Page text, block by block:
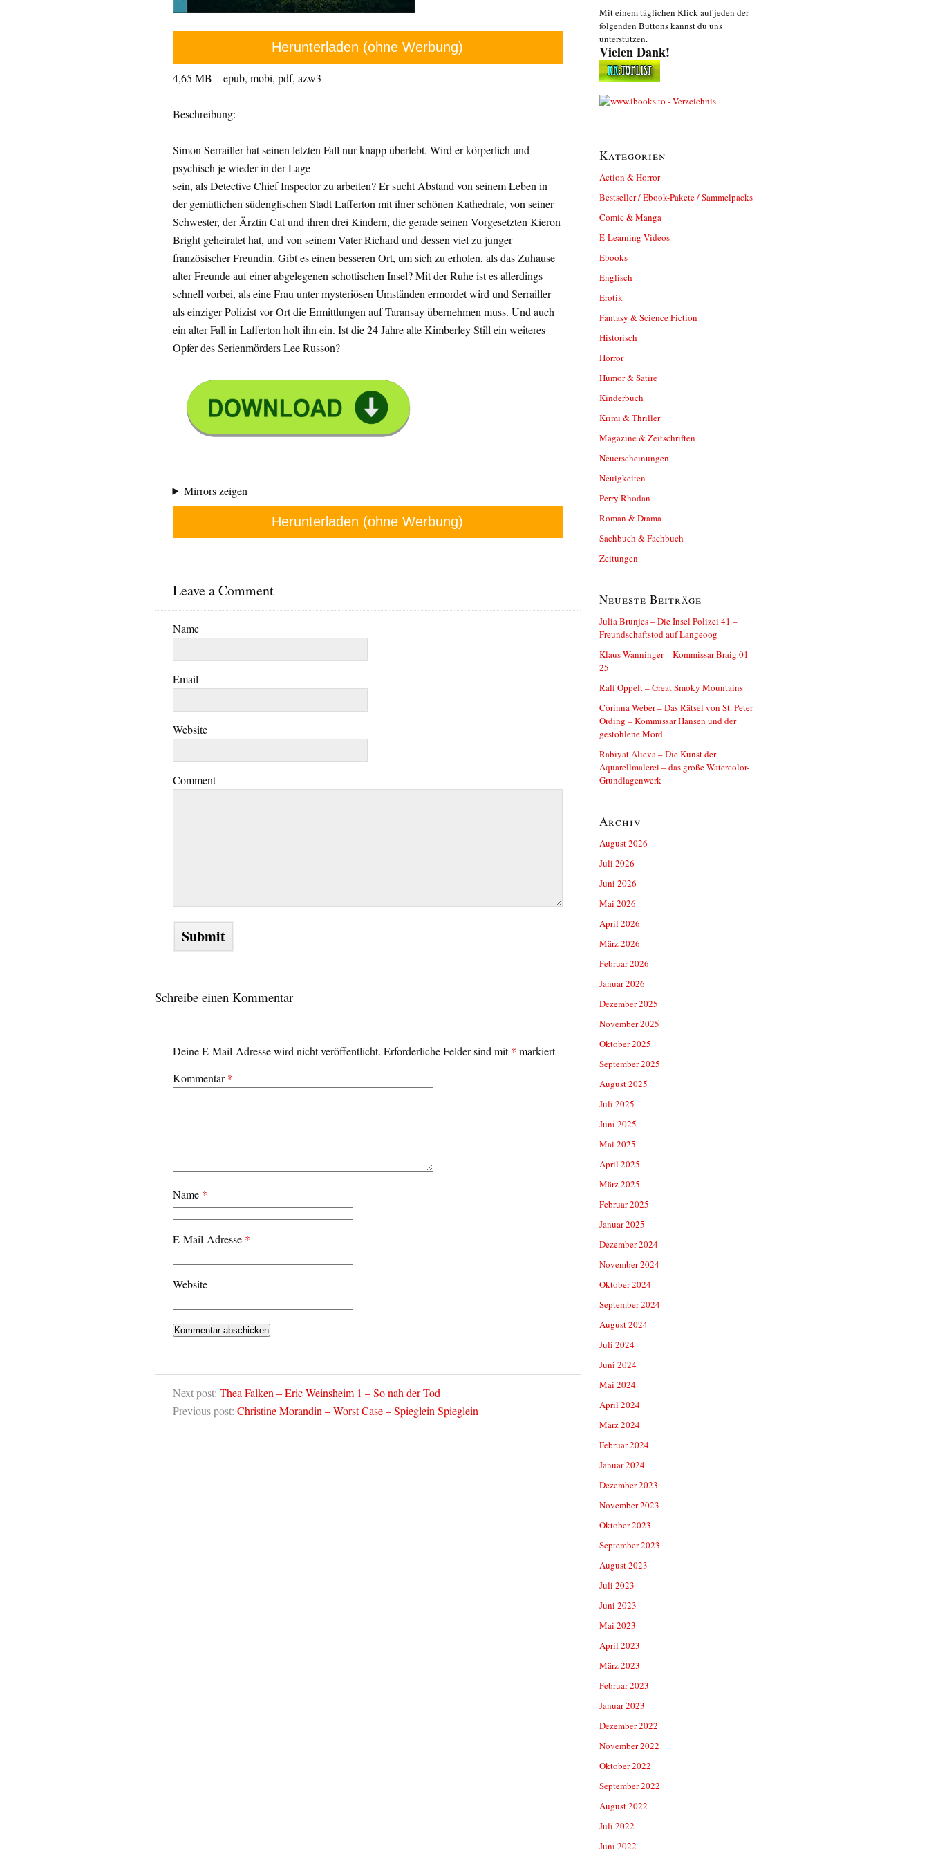
Herunterladen (ohne Werbung)
4,65 MB – epub, mobi, pdf, azw3
Beschreibung:
Simon Serrailler hat seinen letzten Fall nur knapp überlebt. Wird er körperlich und
psychisch je wieder in der Lage
sein, als Detective Chief Inspector zu arbeiten? Er sucht Abstand von seinem Leben in
der gemütlichen südenglischen Stadt Lafferton mit ihrer schönen Kathedrale, von seiner
Schwester, der Ärztin Cat und ihren drei Kindern, die gerade seinen Vorgesetzten Kieron
Bright geheiratet hat, und von seinem Vater Richard und dessen viel zu junger
französischer Freundin. Gibt es einen besseren Ort, um sich zu erholen, als das Zuhause
alter Freunde auf einer abgelegenen schottischen Insel? Mit der Ruhe ist es allerdings
schnell vorbei, als eine Frau unter mysteriösen Umständen ermordet wird und Serrailler
als einziger Polizist vor Ort die Ermittlungen auf Taransay übernehmen muss. Und auch
ein alter Fall in Lafferton holt ihn ein. Ist die 24 Jahre alte Kimberley Still ein weiteres
Opfer des Serienmörders Lee Russon?
Mirrors zeigen
Herunterladen (ohne Werbung)
Leave a Comment
Name
Email
Website
Comment
Schreibe einen Kommentar
Deine E-Mail-Adresse wird nicht veröffentlicht. Erforderliche Felder sind mit* markiert
Kommentar*
Name *
E-Mail-Adresse *
Website
Next post: Thea Falken – Eric Weinsheim 1 – So nah der Tod
Previous post: Christine Morandin – Worst Case – Spieglein Spieglein
Mit einem täglichen Klick auf jeden der
folgenden Buttons kannst du uns
unterstützen.
Vielen Dank!
Kategorien
Action & Horror
Bestseller / Ebook-Pakete / Sammelpacks
Comic & Manga
E-Learning Videos
Ebooks
Englisch
Erotik
Fantasy & Science Fiction
Historisch
Horror
Humor & Satire
Kinderbuch
Krimi & Thriller
Magazine & Zeitschriften
Neuerscheinungen
Neuigkeiten
Perry Rhodan
Roman & Drama
Sachbuch & Fachbuch
Zeitungen
Neueste Beiträge
Julia Brunjes – Die Insel Polizei 41 –
Freundschaftstod auf Langeoog
Klaus Wanninger – Kommissar Braig 01 –
25
Ralf Oppelt – Great Smoky Mountains
Corinna Weber – Das Rätsel von St. Peter
Ording – Kommissar Hansen und der
gestohlene Mord
Rabiyat Alieva – Die Kunst der
Aquarellmalerei – das große Watercolor-
Grundlagenwerk
Archiv
August 2026
Juli 2026
Juni 2026
Mai 2026
April 2026
März 2026
Februar 2026
Januar 2026
Dezember 2025
November 2025
Oktober 2025
September 2025
August 2025
Juli 2025
Juni 2025
Mai 2025
April 2025
März 2025
Februar 2025
Januar 2025
Dezember 2024
November 2024
Oktober 2024
September 2024
August 2024
Juli 2024
Juni 2024
Mai 2024
April 2024
März 2024
Februar 2024
Januar 2024
Dezember 2023
November 2023
Oktober 2023
September 2023
August 2023
Juli 2023
Juni 2023
Mai 2023
April 2023
März 2023
Februar 2023
Januar 2023
Dezember 2022
November 2022
Oktober 2022
September 2022
August 2022
Juli 2022
Juni 2022